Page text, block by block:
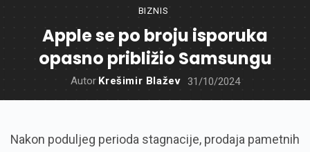
BIZNIS
Apple se po broju isporuka
opasno približio Samsungu
Autor Krešimir Blažev 31/10/2024
Nakon poduljeg perioda stagnacije, prodaja pametnih